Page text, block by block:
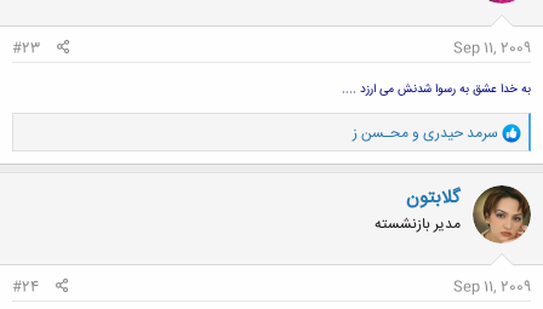
ا
Sep 11, 2009
#23
به خدا عشق به رسوا شدنش می ارزد ....
و
ا
ک
ن
ش
ه
ا
سرمد حیدری و محـسن ز
گلابتون
مدیر بازنشسته
Sep 11, 2009
#24